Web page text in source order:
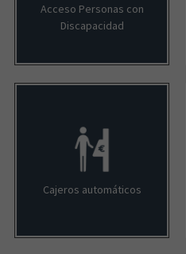
Acceso Personas con
Discapacidad
Cajeros automáticos